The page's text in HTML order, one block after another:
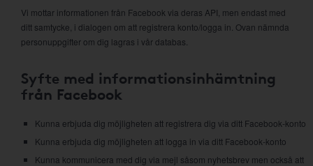
Vi mottar informationen från Facebook via deras API, men endast med
ditt samtycke, i dialogen om att registrera konto/logga in. Ovan nämnda
personuppgifter om dig lagras i vår databas.
Syfte med informationsinhämtning
från Facebook
Kunna erbjuda dig möjligheten att registrera dig via ditt Facebook-konto
Kunna erbjuda dig möjligheten att logga in via ditt Facebook-konto
Kunna kommunicera med dig via mejl såsom nyhetsbrev men också att